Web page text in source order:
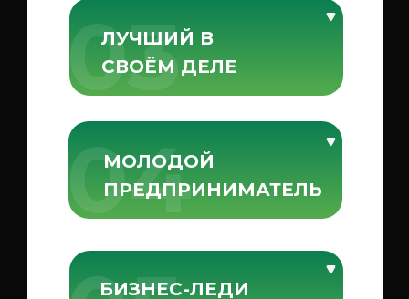
04
03
МОЛОДОЙ
ПРЕДПРИНИМАТЕЛЬ
БИЗНЕС-ЛЕДИ
ЛУЧШИЙ В
СВОЁМ ДЕЛЕ